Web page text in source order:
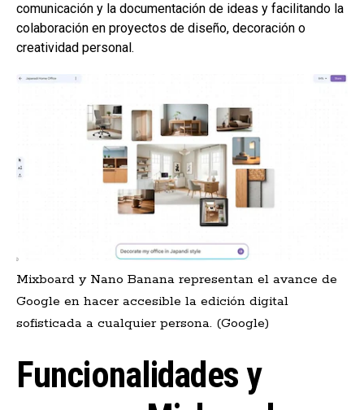
comunicación y la documentación de ideas y facilitando la
colaboración en proyectos de diseño, decoración o
creatividad personal.
Mixboard y Nano Banana representan el avance de
Google en hacer accesible la edición digital
sofisticada a cualquier persona. (Google)
Funcionalidades y